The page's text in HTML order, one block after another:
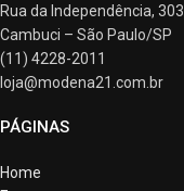
Rua da Independência, 303
Cambuci – São Paulo/SP
(11) 4228-2011
loja@modena21.com.br
PÁGINAS
Home